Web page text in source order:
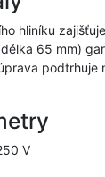
hliníku
65 mm)
V